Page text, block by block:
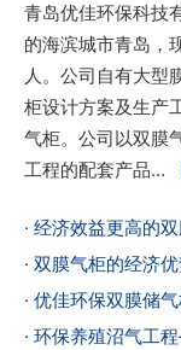
青岛优佳环保科技
的海滨城市青岛，
人。公司自有大型
柜设计方案及生产
气柜。公司以双膜
工程的配套产品…
· 经济效益更高的
· 双膜气柜的经济
· 优佳环保双膜储
· 环保养殖沼气工